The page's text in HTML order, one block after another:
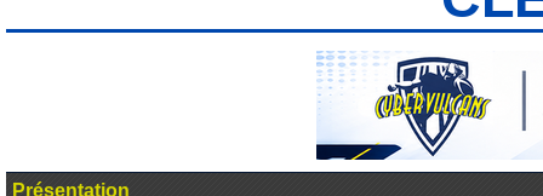
Présentation